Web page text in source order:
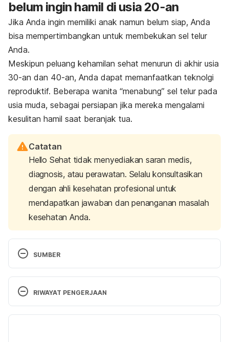
belum ingin hamil di usia 20-an
Jika Anda ingin memiliki anak namun belum siap, Anda
bisa mempertimbangkan untuk membekukan sel telur
Anda.
Meskipun peluang kehamilan sehat menurun di akhir usia
30-an dan 40-an, Anda dapat memanfaatkan teknolgi
reproduktif. Beberapa wanita “menabung” sel telur pada
usia muda, sebagai persiapan jika mereka mengalami
kesulitan hamil saat beranjak tua.
Catatan
Hello Sehat tidak menyediakan saran medis,
diagnosis, atau perawatan. Selalu konsultasikan
dengan ahli kesehatan profesional untuk
mendapatkan jawaban dan penanganan masalah
kesehatan Anda.
SUMBER
Age and fertility: Getting pregnant in your 20s
www.babycenter.com/0_age-and-fertility-getting-
pregnant-in-your-20s_1494692.bc
RIWAYAT PENGERJAAN